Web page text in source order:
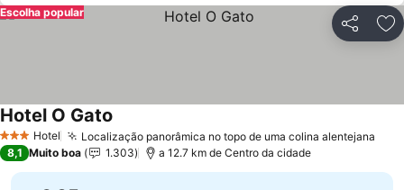
Partilhar
Escolha popular
3 EstrelasHotel Localização panorâmica no topo de uma colina alentejana
Hotel O Gato
8,1 Muito boa 1.303 a 12.7 km de Centro da cidade